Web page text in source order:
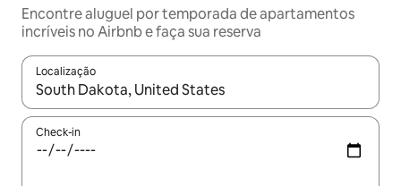
Encontre aluguel por temporada de apartamentos
incríveis no Airbnb e faça sua reserva
Localização
Quando os resultados estiverem disponíveis, explore-os
Check-in